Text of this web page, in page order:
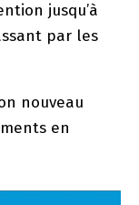
jusqu’à
par les
nouveau
en